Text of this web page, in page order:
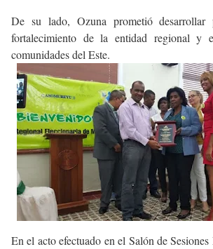
De su lado, Ozuna prometió desarrollar
fortalecimiento de la entidad regional y
comunidades del Este.
En el acto efectuado en el Salón de